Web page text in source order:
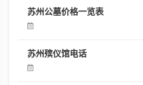
苏州公墓价格一览表
苏州殡仪馆电话